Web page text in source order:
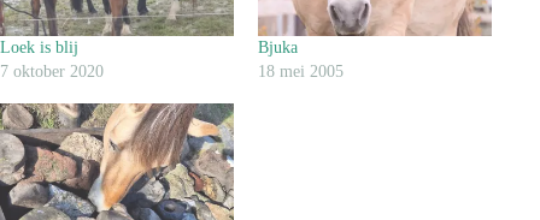
Loek is blij
7 oktober 2020
Bjuka
18 mei 2005